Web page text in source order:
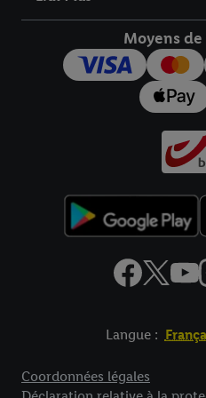
Moyens
Langue :
Coordonnées légales
droit de révoquer votre
pour l’avenir dans notre
données.Vous trouverez les